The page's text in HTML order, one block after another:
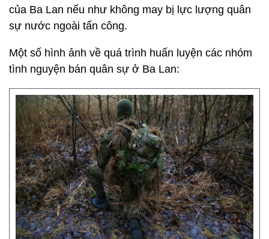
của Ba Lan nếu như không may bị lực lượng quân
sự nước ngoài tấn công.
Một số hình ảnh về quá trình huấn luyện các nhóm
tình nguyện bán quân sự ở Ba Lan: